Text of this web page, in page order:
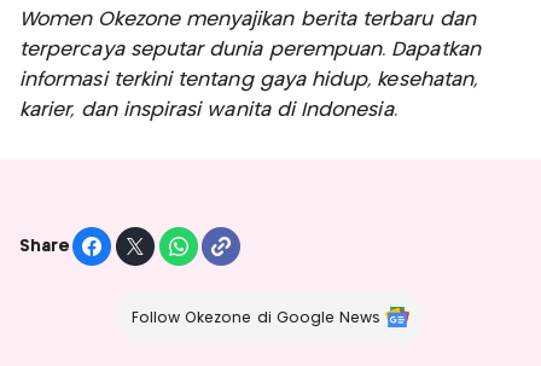
Women Okezone menyajikan berita terbaru dan
terpercaya seputar dunia perempuan. Dapatkan
informasi terkini tentang gaya hidup, kesehatan,
karier, dan inspirasi wanita di Indonesia.
Share
Follow Okezone di Google News